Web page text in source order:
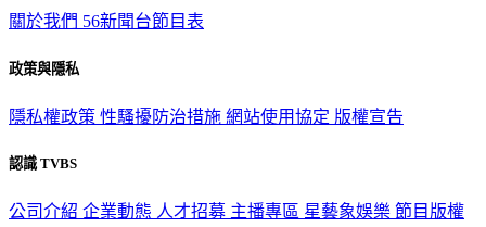
關於我們 56新聞台節目表
政策與隱私
隱私權政策 性騷擾防治措施 網站使用協定 版權宣告
認識 TVBS
公司介紹 企業動態 人才招募 主播專區 星藝象娛樂 節目版權